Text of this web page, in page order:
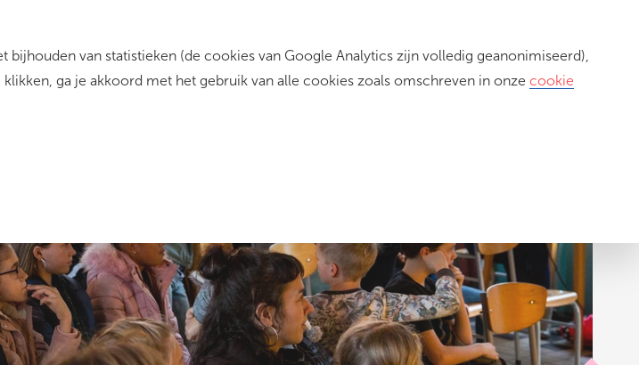
van statistieken (de cookies van Google Analytics zijn volledig geanonimiseerd),
ga je akkoord met het gebruik van alle cookies zoals omschreven in onze cookie
Dit zijn wij Contact Inloggen